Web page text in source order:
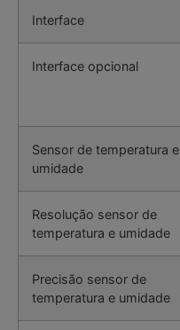
Interface
Interface opcional
Sensor de temperatura e
umidade
Resolução sensor de
temperatura e umidade
Precisão sensor de
temperatura e umidade